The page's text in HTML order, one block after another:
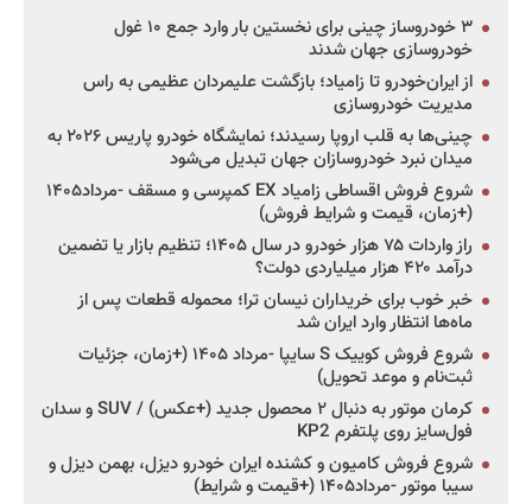
۳ خودروساز چینی برای نخستین بار وارد جمع ۱۰ غول
خودروسازی جهان شدند
از ایران‌خودرو تا زامیاد؛ بازگشت علیمردان عظیمی به راس
مدیریت خودروسازی
چینی‌ها به قلب اروپا رسیدند؛ نمایشگاه خودرو پاریس ۲۰۲۶ به
میدان نبرد خودروسازان جهان تبدیل می‌شود
شروع فروش اقساطی زامیاد EX کمپرسی و مسقف -مرداد۱۴۰۵
(+زمان، قیمت و شرایط فروش)
راز واردات ۷۵ هزار خودرو در سال ۱۴۰۵؛ تنظیم بازار یا تضمین
درآمد ۴۲۰ هزار میلیاردی دولت؟
خبر خوب برای خریداران نیسان ترا؛ محموله قطعات پس از
ماه‌ها انتظار وارد ایران شد
شروع فروش کوییک S سایپا -مرداد ۱۴۰۵ (+زمان، جزئیات
ثبت‌نام و موعد تحویل)
کرمان موتور به دنبال ۲ محصول جدید (+عکس) / SUV و سدان
فول‌سایز روی پلتفرم KP2
شروع فروش کامیون و کشنده ایران خودرو دیزل، بهمن دیزل و
سیبا موتور -مرداد۱۴۰۵ (+قیمت و شرایط)